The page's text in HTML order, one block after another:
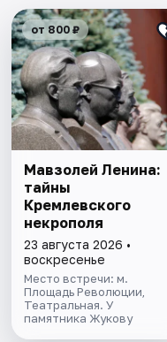
от 800 ₽
Мавзолей Ленина:
тайны
Кремлевского
некрополя
23 августа 2026 •
воскресенье
Место встречи: м.
Площадь Революции,
Театральная. У
памятника Жукову